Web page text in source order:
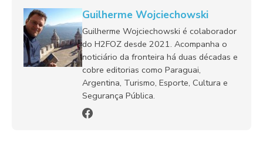
Guilherme Wojciechowski
Guilherme Wojciechowski é colaborador
do H2FOZ desde 2021. Acompanha o
noticiário da fronteira há duas décadas e
cobre editorias como Paraguai,
Argentina, Turismo, Esporte, Cultura e
Segurança Pública.